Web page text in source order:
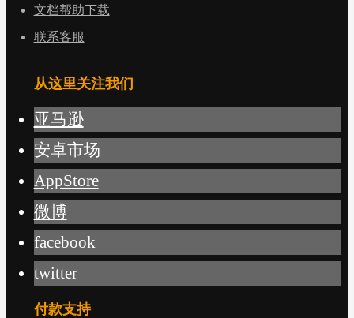
文档帮助下载
联系客服
从这里关注我们
亚马逊
安卓市场
AppStore
微博
facebook
twitter
付款支持